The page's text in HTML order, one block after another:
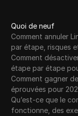
Quoi de neuf
Comment annuler
par étape, risques
Comment
étape par étape
Comment gagner
éprouvées pour
Qu’est-ce que le
fonctionne, des